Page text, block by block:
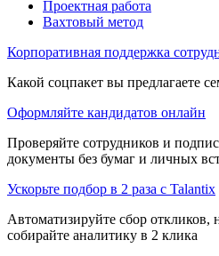
Проектная работа
Вахтовый метод
Корпоративная поддержка
Какой соцпакет вы предлагаете
Оформляйте кандидатов онлайн
Проверяйте сотрудников и
документы без бумаг и личных
Ускорьте подбор в 2 раза с Talantix
Автоматизируйте сбор откликов,
собирайте аналитику в 2 клика